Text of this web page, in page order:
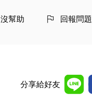
沒幫助 回報問題
分享給好友